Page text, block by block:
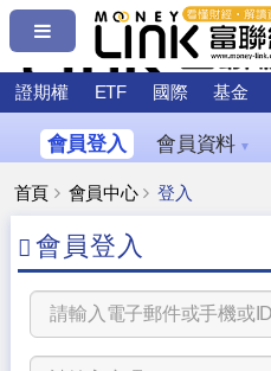
證期權 ETF 國際 基金
會員登入 會員資料 ▼
首頁 會員中心 登入
會員登入